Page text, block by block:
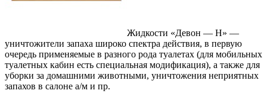
Жидкости «Девон — Н» —
уничтожители запаха широко спектра действия, в первую
очередь применяемые в разного рода туалетах (для мобильных
туалетных кабин есть специальная модификация), а также для
уборки за домашними животными, уничтожения неприятных
запахов в салоне а/м и пр.